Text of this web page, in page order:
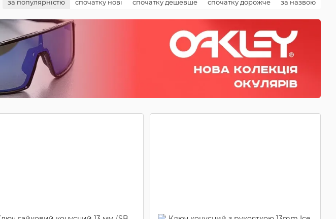
за популярністю спочатку нові спочатку дешевше спочатку дорожче за назвою